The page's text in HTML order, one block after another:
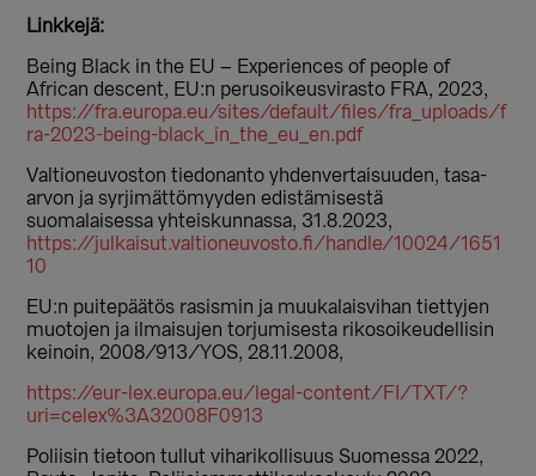
Linkkejä:
Being Black in the EU – Experiences of people of
African descent, EU:n perusoikeusvirasto FRA, 2023,
https://fra.europa.eu/sites/default/files/fra_uploads/f
ra-2023-being-black_in_the_eu_en.pdf
Valtioneuvoston tiedonanto yhdenvertaisuuden, tasa-
arvon ja syrjimättömyyden edistämisestä
suomalaisessa yhteiskunnassa, 31.8.2023,
https://julkaisut.valtioneuvosto.fi/handle/10024/1651
10
EU:n puitepäätös rasismin ja muukalaisvihan tiettyjen
muotojen ja ilmaisujen torjumisesta rikosoikeudellisin
keinoin, 2008/913/YOS, 28.11.2008,
https://eur-lex.europa.eu/legal-content/FI/TXT/?
uri=celex%3A32008F0913
Poliisin tietoon tullut viharikollisuus Suomessa 2022,